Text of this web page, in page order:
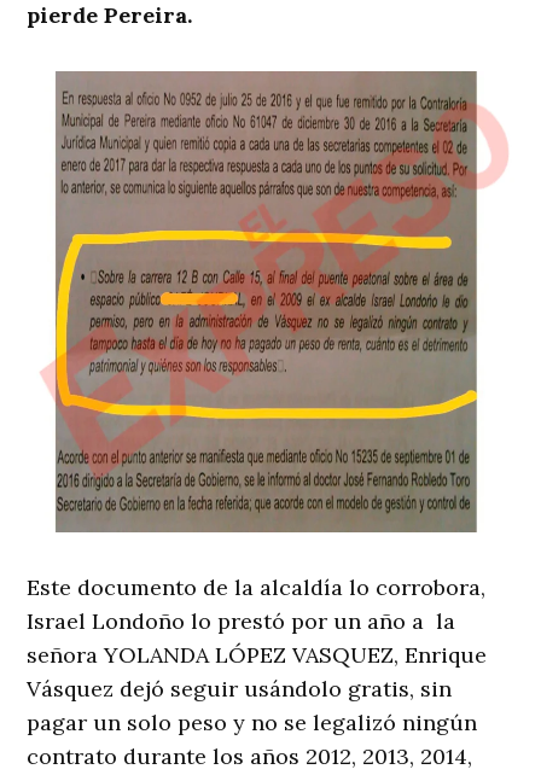
pierde Pereira.
Este documento de la alcaldía lo corrobora,
Israel Londoño lo prestó por un año a la
señora YOLANDA LÓPEZ VASQUEZ, Enrique
Vásquez dejó seguir usándolo gratis, sin
pagar un solo peso y no se legalizó ningún
contrato durante los años 2012, 2013, 2014,